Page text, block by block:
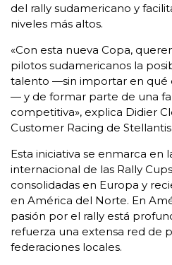
del rally sudamericano y
niveles más altos.
«Con esta nueva Copa,
pilotos sudamericanos la
talento —sin importar en
— y de formar parte de una
competitiva», explica Didier
Customer Racing de
Esta iniciativa se enmarca en
internacional de las Rally
consolidadas en Europa y
en América del Norte. En
pasión por el rally está
refuerza una extensa red de
federaciones locales.